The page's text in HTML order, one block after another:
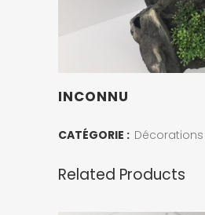
INCONNU
CATÉGORIE : Décorations
Related Products